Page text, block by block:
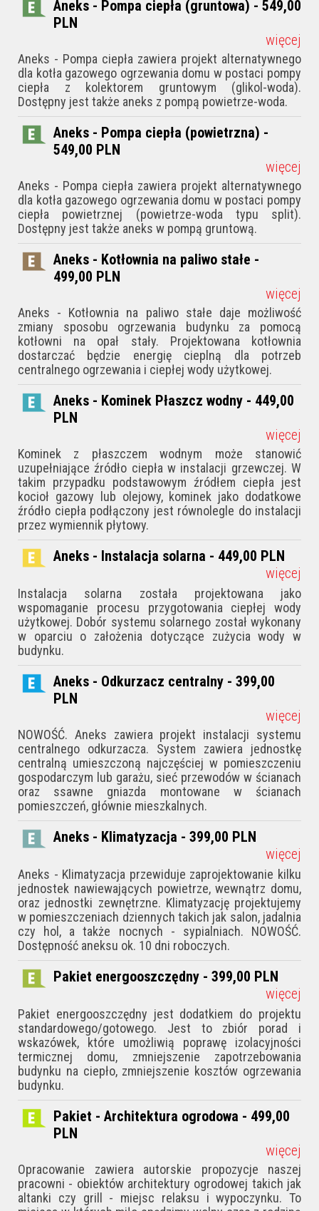
Aneks - Pompa ciepła (gruntowa) - 549,00
PLN
więcej
Aneks - Pompa ciepła zawiera projekt alternatywnego
dla kotła gazowego ogrzewania domu w postaci pompy
ciepła z kolektorem gruntowym (glikol-woda).
Dostępny jest także aneks z pompą powietrze-woda.
Aneks - Pompa ciepła (powietrzna) -
549,00 PLN
więcej
Aneks - Pompa ciepła zawiera projekt alternatywnego
dla kotła gazowego ogrzewania domu w postaci pompy
ciepła powietrznej (powietrze-woda typu split).
Dostępny jest także aneks w pompą gruntową.
Aneks - Kotłownia na paliwo stałe -
499,00 PLN
więcej
Aneks - Kotłownia na paliwo stałe daje możliwość
zmiany sposobu ogrzewania budynku za pomocą
kotłowni na opał stały. Projektowana kotłownia
dostarczać będzie energię cieplną dla potrzeb
centralnego ogrzewania i ciepłej wody użytkowej.
Aneks - Kominek Płaszcz wodny - 449,00
PLN
więcej
Kominek z płaszczem wodnym może stanowić
uzupełniające źródło ciepła w instalacji grzewczej. W
takim przypadku podstawowym źródłem ciepła jest
kocioł gazowy lub olejowy, kominek jako dodatkowe
źródło ciepła podłączony jest równolegle do instalacji
przez wymiennik płytowy.
Aneks - Instalacja solarna - 449,00 PLN
więcej
Instalacja solarna została projektowana jako
wspomaganie procesu przygotowania ciepłej wody
użytkowej. Dobór systemu solarnego został wykonany
w oparciu o założenia dotyczące zużycia wody w
budynku.
Aneks - Odkurzacz centralny - 399,00
PLN
więcej
NOWOŚĆ. Aneks zawiera projekt instalacji systemu
centralnego odkurzacza. System zawiera jednostkę
centralną umieszczoną najczęściej w pomieszczeniu
gospodarczym lub garażu, sieć przewodów w ścianach
oraz ssawne gniazda montowane w ścianach
pomieszczeń, głównie mieszkalnych.
Aneks - Klimatyzacja - 399,00 PLN
więcej
Aneks - Klimatyzacja przewiduje zaprojektowanie kilku
jednostek nawiewających powietrze, wewnątrz domu,
oraz jednostki zewnętrzne. Klimatyzację projektujemy
w pomieszczeniach dziennych takich jak salon, jadalnia
czy hol, a także nocnych - sypialniach. NOWOŚĆ.
Dostępność aneksu ok. 10 dni roboczych.
Pakiet energooszczędny - 399,00 PLN
więcej
Pakiet energooszczędny jest dodatkiem do projektu
standardowego/gotowego. Jest to zbiór porad i
wskazówek, któ­re umożliwią poprawę izolacyjności
termicznej domu, zmniejszenie zapotrzebowania
budynku na ciepło, zmniejszenie kosztów ogrzewania
budynku.
Pakiet - Architektura ogrodowa - 499,00
PLN
więcej
Opracowanie zawiera autorskie propozycje naszej
pracowni - obiektów architektury ogrodowej takich jak
altanki czy grill - miejsc relaksu i wypoczynku. To